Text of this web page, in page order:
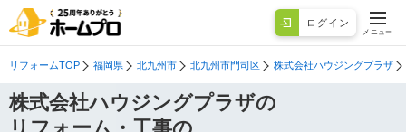
ログイン
メニュー
リフォームTOP 福岡県 北九州市 北九州市門司区 株式会社ハウジングプラザ
株式会社ハウジングプラザの